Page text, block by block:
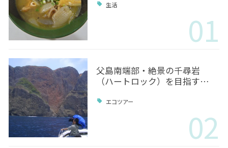
生活
01
父島南端部・絶景の千尋岩
（ハートロック）を目指す…
エコツアー
02